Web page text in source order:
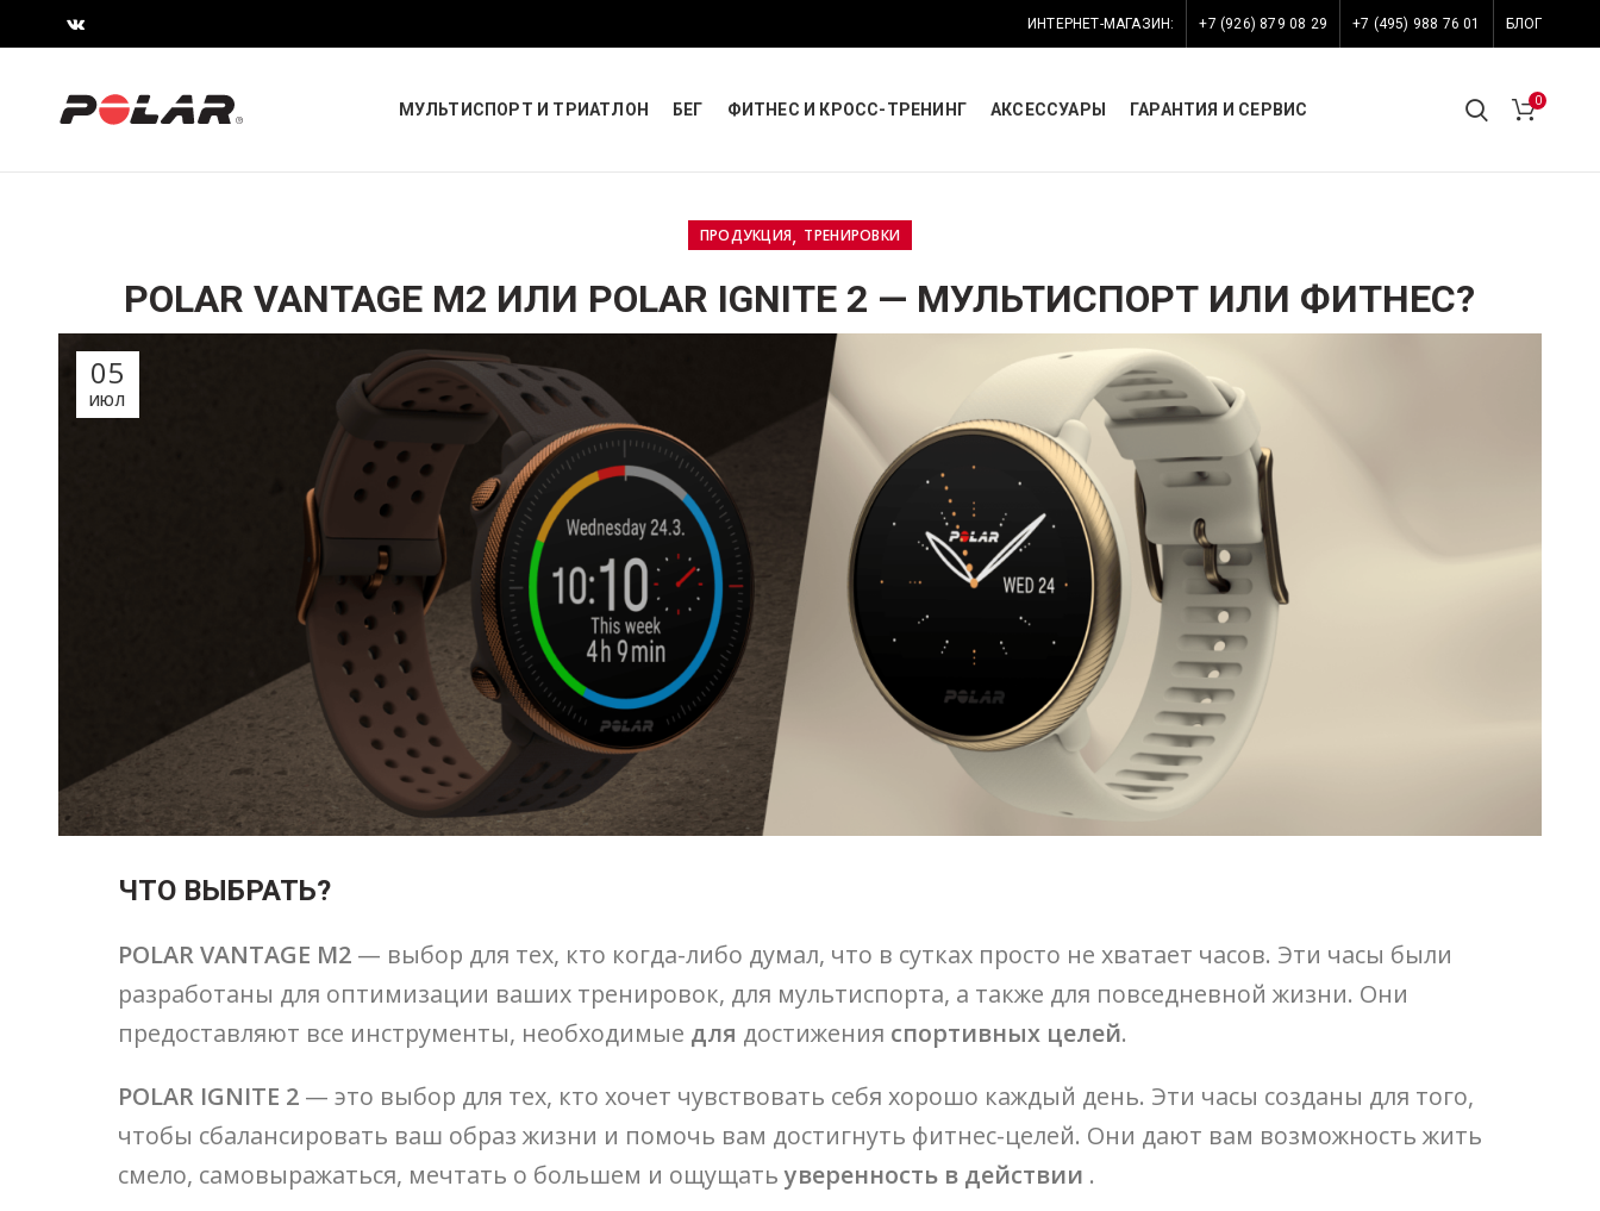
ИНТЕРНЕТ-МАГАЗИН: +7 (926) 879 08 29 +7 (495) 988 76 01 БЛОГ
МУЛЬТИСПОРТ И ТРИАТЛОН БЕГ ФИТНЕС И КРОСС-ТРЕНИНГ АКСЕССУАРЫ ГАРАНТИЯ И СЕРВИС 0
ПРОДУКЦИЯ, ТРЕНИРОВКИ
POLAR VANTAGE M2 ИЛИ POLAR IGNITE 2 — МУЛЬТИСПОРТ ИЛИ ФИТНЕС?
05
ИЮЛ
ЧТО ВЫБРАТЬ?
POLAR VANTAGE M2— выбор для тех, кто когда-либо думал, что в сутках просто не хватает часов. Эти часы были
разработаны для оптимизации ваших тренировок, для мультиспорта, а также для повседневной жизни. Они
предоставляют все инструменты, необходимые для достижения спортивных целей.
POLAR IGNITE 2— это выбор для тех, кто хочет чувствовать себя хорошо каждый день. Эти часы созданы для того,
чтобы сбалансировать ваш образ жизни и помочь вам достигнуть фитнес-целей. Они дают вам возможность жить
смело, самовыражаться, мечтать о большем и ощущатьуверенность в действии .